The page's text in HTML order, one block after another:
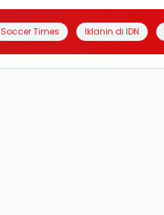
Soccer Times Iklanin di IDN